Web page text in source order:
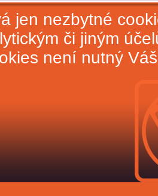
jen nezbytné
či jiným
není nutný